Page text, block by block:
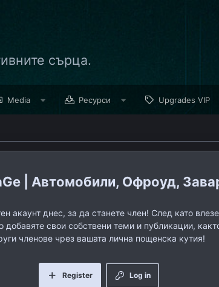
сърца.
Media Ресурси Upgrades VIP
| Автомобили, Офроуд,
акаунт днес, за да станете член! След като
добавяте свои собствени теми и публикации,
членове чрез вашата лична пощенска кутия!
Log in
Register